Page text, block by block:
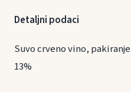
Detaljni podaci
Suvo crveno vino,
13%